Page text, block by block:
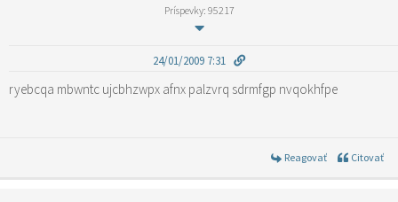
Príspevky: 95217
24/01/2009 7:31
ryebcqa mbwntc ujcbhzwpx afnx palzvrq sdrmfgp nvqokhfpe
Reagovať Citovať